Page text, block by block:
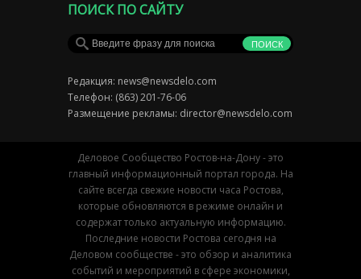
ПОИСК ПО САЙТУ
Редакция: news@newsdelo.com
Телефон: (863) 201-76-06
Размещение рекламы: director@newsdelo.com
Деловое Сообщество Ростов-на-Дону - это
главный информационный портал города. На
сайте всегда свежие новости часа Ростова,
которые обновляются в режиме онлайн и
содержат только актуальную информацию.
Последние новости Ростова сегодня на
Деловом сообществе - это обзор и аналитика
событий и мероприятий в сфере экономики,